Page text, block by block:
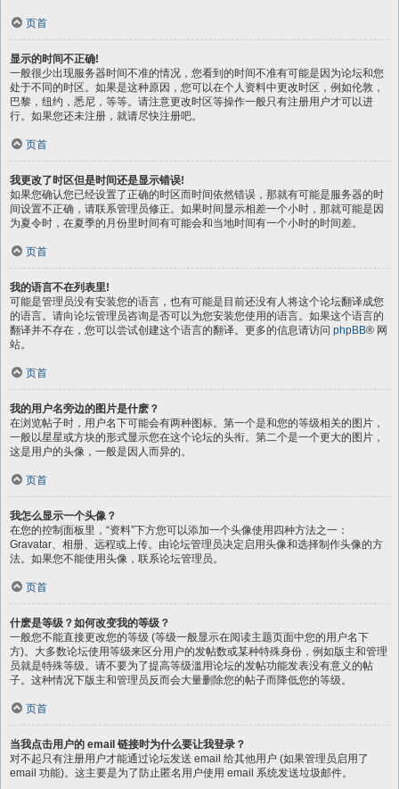
页首
显示的时间不正确!
一般很少出现服务器时间不准的情况，您看到的时间不准有可能是因为论坛和您
处于不同的时区。如果是这种原因，您可以在个人资料中更改时区，例如伦敦，
巴黎，纽约，悉尼，等等。请注意更改时区等操作一般只有注册用户才可以进
行。如果您还未注册，就请尽快注册吧。
页首
我更改了时区但是时间还是显示错误!
如果您确认您已经设置了正确的时区而时间依然错误，那就有可能是服务器的时
间设置不正确，请联系管理员修正。如果时间显示相差一个小时，那就可能是因
为夏令时，在夏季的月份里时间有可能会和当地时间有一个小时的时间差。
页首
我的语言不在列表里!
可能是管理员没有安装您的语言，也有可能是目前还没有人将这个论坛翻译成您
的语言。请向论坛管理员咨询是否可以为您安装您使用的语言。如果这个语言的
翻译并不存在，您可以尝试创建这个语言的翻译。更多的信息请访问 phpBB® 网
站。
页首
我的用户名旁边的图片是什麽？
在浏览帖子时，用户名下可能会有两种图标。第一个是和您的等级相关的图片，
一般以星星或方块的形式显示您在这个论坛的头衔。第二个是一个更大的图片，
这是用户的头像，一般是因人而异的。
页首
我怎么显示一个头像？
在您的控制面板里，“资料”下方您可以添加一个头像使用四种方法之一：
Gravatar、相册、远程或上传。由论坛管理员决定启用头像和选择制作头像的方
法。如果您不能使用头像，联系论坛管理员。
页首
什麽是等级？如何改变我的等级？
一般您不能直接更改您的等级 (等级一般显示在阅读主题页面中您的用户名下
方)。大多数论坛使用等级来区分用户的发帖数或某种特殊身份，例如版主和管理
员就是特殊等级。请不要为了提高等级滥用论坛的发帖功能发表没有意义的帖
子。这种情况下版主和管理员反而会大量删除您的帖子而降低您的等级。
页首
当我点击用户的 email 链接时为什么要让我登录？
对不起只有注册用户才能通过论坛发送 email 给其他用户 (如果管理员启用了
email 功能)。这主要是为了防止匿名用户使用 email 系统发送垃圾邮件。